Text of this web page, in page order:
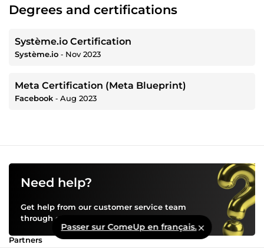
Degrees and certifications
Système.io Certification
Système.io ‐ Nov 2023
Meta Certification (Meta Blueprint)
Facebook ‐ Aug 2023
Passer sur ComeUp en français.
Need help?
Get help from our customer service team
through our
Partners